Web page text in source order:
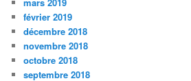
mars 2019
février 2019
décembre 2018
novembre 2018
octobre 2018
septembre 2018